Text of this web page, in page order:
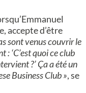
accepte d’être
sont venus couvrir le
: ‘C’est quoi ce club
?’ Ça a été un
Business Club », se